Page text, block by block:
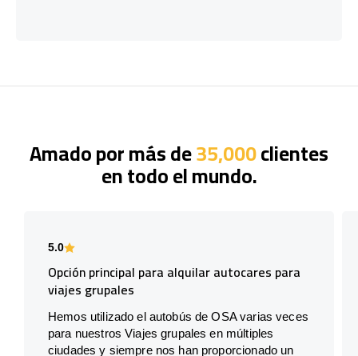
Amado por más de35,000clientes
en todo el mundo.
5.0
Opción principal para alquilar autocares para
viajes grupales
Hemos utilizado el autobús de OSA varias veces
para nuestros Viajes grupales en múltiples
ciudades y siempre nos han proporcionado un